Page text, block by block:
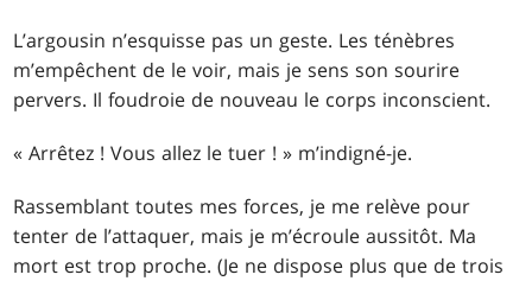
L’argousin n’esquisse pas un geste. Les ténèbres
m’empêchent de le voir, mais je sens son sourire
pervers. Il foudroie de nouveau le corps inconscient.
« Arrêtez ! Vous allez le tuer ! » m’indigné-je.
Rassemblant toutes mes forces, je me relève pour
tenter de l’attaquer, mais je m’écroule aussitôt. Ma
mort est trop proche. (Je ne dispose plus que de trois